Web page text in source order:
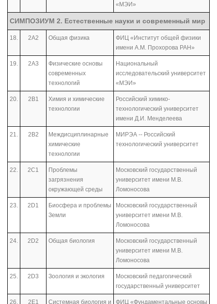
«МЭИ»
СИМПОЗИУМ 2. Естественные науки и современный мир
18. 2А2 Общая физика
ФИЦ «Институт общей физики
имени А.М. Прохорова РАН»
19. 2А3
Физические основы
современных
технологий
Национальный
исследовательский университет
«МЭИ»
20. 2В1
Химия и химические
технологии
Российский химико-
технологический университет
имени Д.И. Менделеева
21. 2В2
Междисциплинарные
химические
технологии
МИРЭА -- Российский
технологический университет
22. 2С1
Проблемы
загрязнения
окружающей среды
Московский государственный
университет имени М.В.
Ломоносова
23. 2D1
Биосфера и проблемы
Земли
Московский государственный
университет имени М.В.
Ломоносова
24. 2D2 Общая биология
Московский государственный
университет имени М.В.
Ломоносова
25. 2D3 Зоология и экология
Московский педагогический
государственный университет
26. 2Е1 Системная биология и ФИЦ «Фундаментальные основы